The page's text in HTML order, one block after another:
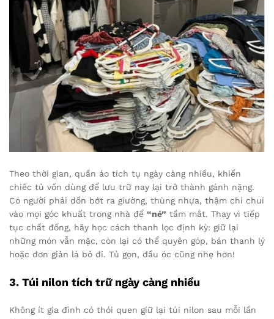
Theo thời gian, quần áo tích tụ ngày càng nhiều, khiến
chiếc tủ vốn dùng để lưu trữ nay lại trở thành gánh nặng.
Có người phải dồn bớt ra giường, thùng nhựa, thậm chí chui
vào mọi góc khuất trong nhà để “né” tầm mắt. Thay vì tiếp
tục chất đống, hãy học cách thanh lọc định kỳ: giữ lại
những món vẫn mặc, còn lại có thể quyên góp, bán thanh lý
hoặc đơn giản là bỏ đi. Tủ gọn, đầu óc cũng nhẹ hơn!
3. Túi nilon tích trữ ngày càng nhiều
Không ít gia đình có thói quen giữ lại túi nilon sau mỗi lần